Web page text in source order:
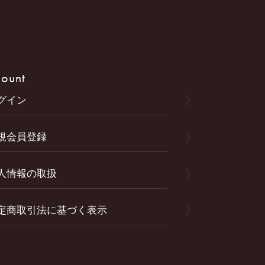
イン
会員登録
情報の取扱
商取引法に基づく表示